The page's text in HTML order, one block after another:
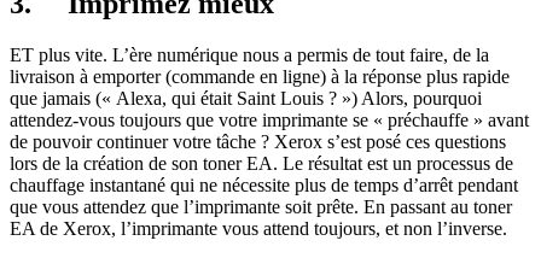
ET plus vite. L’ère numérique nous a permis de tout faire, de la
livraison à emporter (commande en ligne) à la réponse plus rapide
que jamais (« Alexa, qui était Saint Louis ? ») Alors, pourquoi
attendez-vous toujours que votre imprimante se « préchauffe » avant
de pouvoir continuer votre tâche ? Xerox s’est posé ces questions
lors de la création de son toner EA. Le résultat est un processus de
chauffage instantané qui ne nécessite plus de temps d’arrêt pendant
que vous attendez que l’imprimante soit prête. En passant au toner
EA de Xerox, l’imprimante vous attend toujours, et non l’inverse.